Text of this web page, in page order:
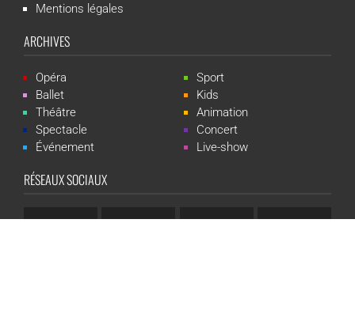
Mentions légales
ARCHIVES
Opéra
Ballet
Théâtre
Spectacle
Événement
Sport
Kids
Animation
Concert
Live-show
RÉSEAUX SOCIAUX